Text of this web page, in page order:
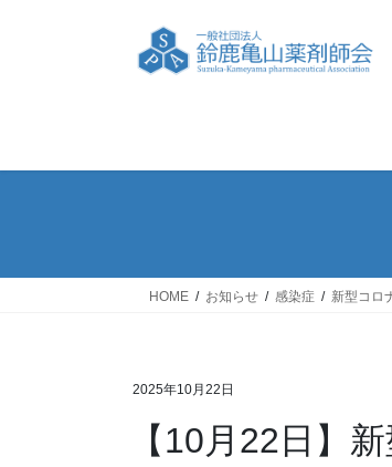
ス
ン
HOME お知らせ 感染症 新型コロ
2025年10月22日
【10月22日】